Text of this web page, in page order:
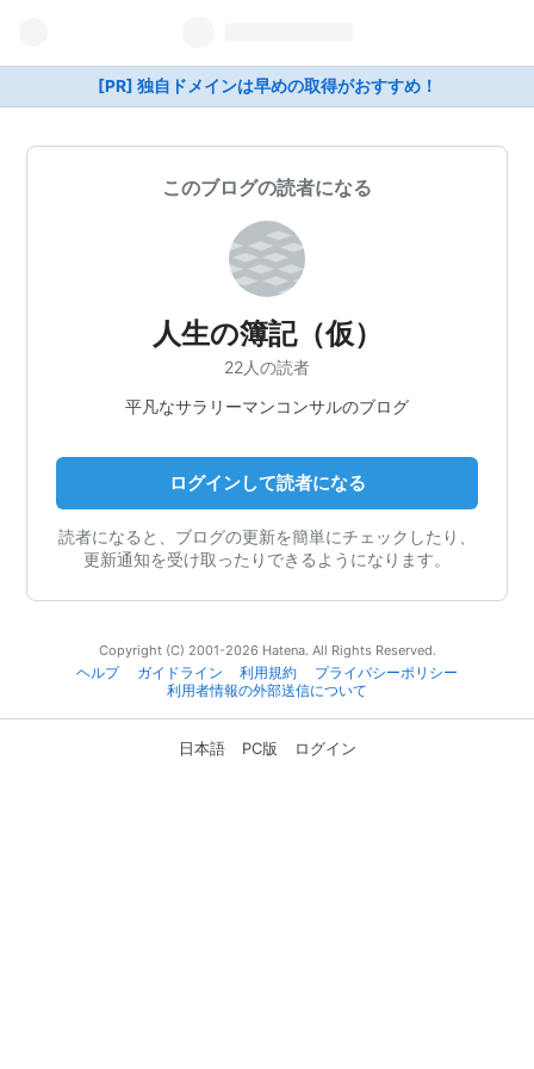
[PR] 独自ドメインは早めの取得がおすすめ！
このブログの読者になる
人生の簿記（仮）
22人の読者
平凡なサラリーマンコンサルのブログ
ログインして読者になる
読者になると、ブログの更新を簡単にチェックしたり、
更新通知を受け取ったりできるようになります。
Copyright (C) 2001-2026 Hatena. All Rights Reserved.
ヘルプ
ガイドライン 利用規約
プライバシーポリシー
利用者情報の外部送信について
日本語 PC版 ログイン